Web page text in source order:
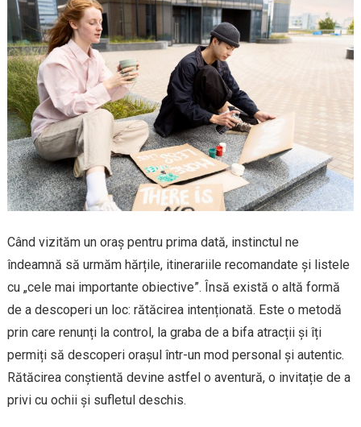
Când vizităm un oraș pentru prima dată, instinctul ne
îndeamnă să urmăm hărțile, itinerariile recomandate și listele
cu „cele mai importante obiective”. Însă există o altă formă
de a descoperi un loc: rătăcirea intenționată. Este o metodă
prin care renunți la control, la graba de a bifa atracții și îți
permiți să descoperi orașul într-un mod personal și autentic.
Rătăcirea conștientă devine astfel o aventură, o invitație de a
privi cu ochii și sufletul deschis.